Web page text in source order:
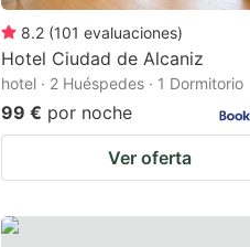
8.2 (101 evaluaciones)
Hotel Ciudad de Alcaniz
hotel · 2 Huéspedes · 1 Dormitorio
99 € por noche
Ver oferta